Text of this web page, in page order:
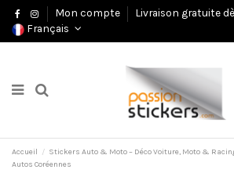
Mon compte
Livraison gratuite
Français
Accueil Stickers Auto & Moto – Déco Voiture, Moto &
Autos Coréennes